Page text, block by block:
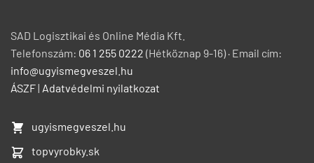
SAD Logisztikai és Online Média Kft.
Telefonszám: 06 1 255 0222 (Hétköznap 9-16) · Email cím:
info@ugyismegveszel.hu
ÁSZF| Adatvédelmi nyilatkozat
ugyismegveszel.hu
topvyrobky.sk